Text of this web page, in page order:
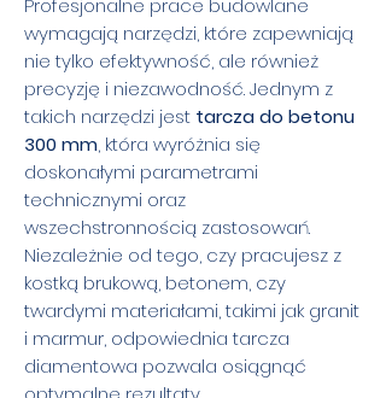
Profesjonalne prace budowlane
wymagają narzędzi, które zapewniają
nie tylko efektywność, ale również
precyzję i niezawodność. Jednym z
takich narzędzi jest tarcza do betonu
300 mm, która wyróżnia się
doskonałymi parametrami
technicznymi oraz
wszechstronnością zastosowań.
Niezależnie od tego, czy pracujesz z
kostką brukową, betonem, czy
twardymi materiałami, takimi jak granit
i marmur, odpowiednia tarcza
diamentowa pozwala osiągnąć